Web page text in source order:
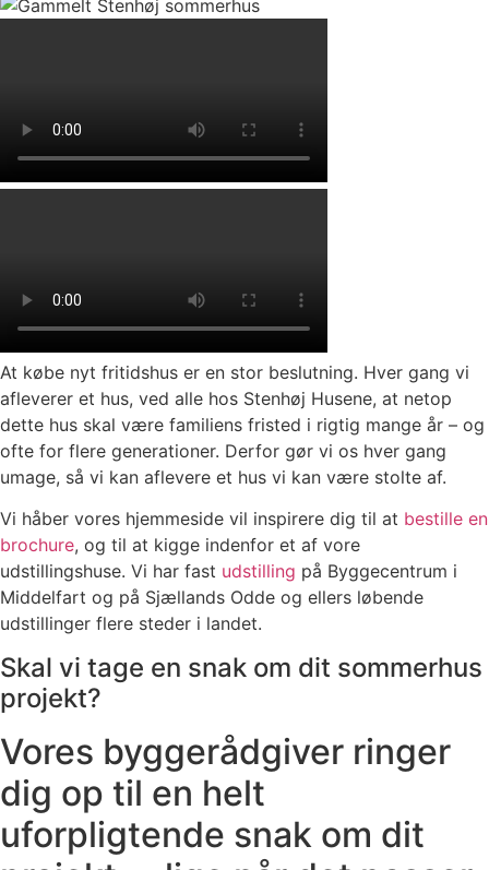
At købe nyt fritidshus er en stor beslutning. Hver gang vi
afleverer et hus, ved alle hos Stenhøj Husene, at netop
dette hus skal være familiens fristed i rigtig mange år – og
ofte for flere generationer. Derfor gør vi os hver gang
umage, så vi kan aflevere et hus vi kan være stolte af.
Vi håber vores hjemmeside vil inspirere dig til at bestille en
brochure, og til at kigge indenfor et af vore
udstillingshuse. Vi har fast udstilling på Byggecentrum i
Middelfart og på Sjællands Odde og ellers løbende
udstillinger flere steder i landet.
Skal vi tage en snak om dit sommerhus
projekt?
Vores byggerådgiver ringer
dig op til en helt
uforpligtende snak om dit